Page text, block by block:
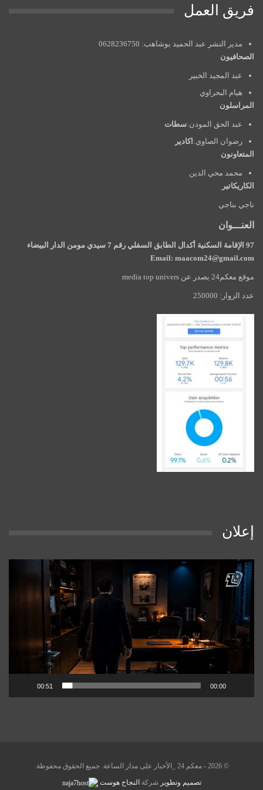
فريق العمل
مدير النشر عبد الحميد بوشاهب: 0628236750
الصحافيون
عبد المجيد الخبير
هيام البحراوي
المراسلون
عبد الحق المودن:سطات
رضوان الصاوي: اكادير
المتعاونون
محمد محي الدين
الكاريكاتير
ناجي بناجي
العنـــوان
97 الإقامة السكنية أكدال الطابق السفلي رقم 7 سيدي مومن الدار البيضاء
Email: maacom24@gmail.com
موقع معكم24 يصدر عن media top univers
عدد الزوار: 250000
إعلان
مشغل
الفيديو
00:00
00:51
© 2026 - معكم 24 _الأخبار على مدار الساعة. جميع الحقوق محفوظة.
تصميم وتطوير شركةالنجاح هوست